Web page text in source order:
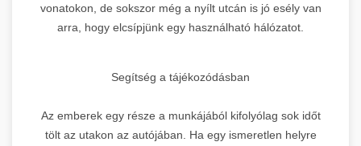
vonatokon, de sokszor még a nyílt utcán is jó esély van
arra, hogy elcsípjünk egy használható hálózatot.
Segítség a tájékozódásban
Az emberek egy része a munkájából kifolyólag sok időt
tölt az utakon az autójában. Ha egy ismeretlen helyre